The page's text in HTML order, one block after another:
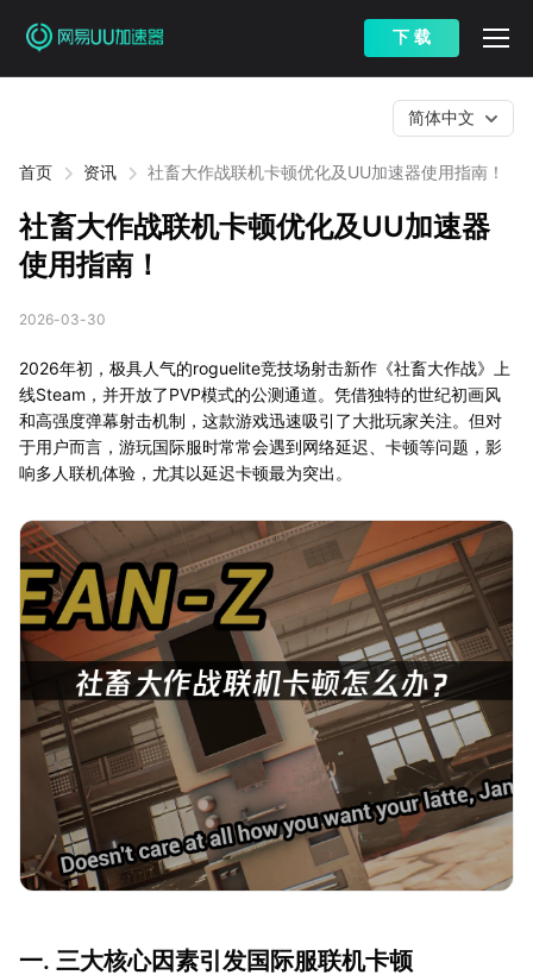
下 载
首页 资讯 社畜大作战联机卡顿优化及UU加速器使用指南！
简体中文
社畜大作战联机卡顿优化及UU加速器
使用指南！
2026-03-30
2026年初，极具人气的roguelite竞技场射击新作《社畜大作战》上
线Steam，并开放了PVP模式的公测通道。凭借独特的世纪初画风
和高强度弹幕射击机制，这款游戏迅速吸引了大批玩家关注。但对
于用户而言，游玩国际服时常常会遇到网络延迟、卡顿等问题，影
响多人联机体验，尤其以延迟卡顿最为突出。
一. 三大核心因素引发国际服联机卡顿